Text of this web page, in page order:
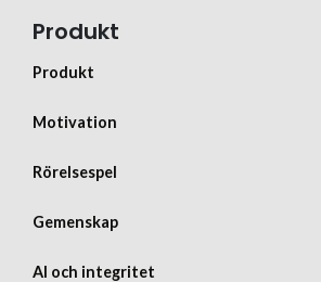
Produkt
Produkt
Motivation
Rörelsespel
Gemenskap
AI och integritet